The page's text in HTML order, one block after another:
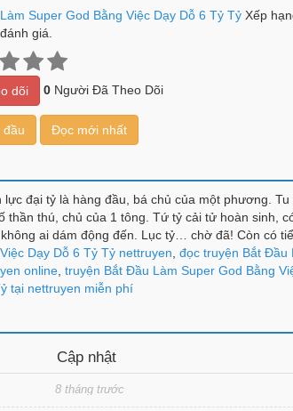
Super God Bằng Việc Dạy Dỗ 6 Tỷ Tỷ Xếp
giá.
dõi 0Người Đã Theo Dõi
Đọc mới nhất
đại tỷ là hàng đầu, bá chủ của một phương. Tu
thần thú, chủ của 1 tông. Tứ tỷ cải tử hoàn sinh,
ai dám động đến. Lục tỷ… chờ đã! Còn có
Diệp lạc: ta khó lựa chọn quá đi, a ha ha ha !
Dạy Dỗ 6 Tỷ Tỷ nettruyen đọc truyện Bắt Đầu
online, truyện Bắt Đầu Làm Super God Bằng
tại nettruyen miễn phí
Cập nhật
8 tháng trước